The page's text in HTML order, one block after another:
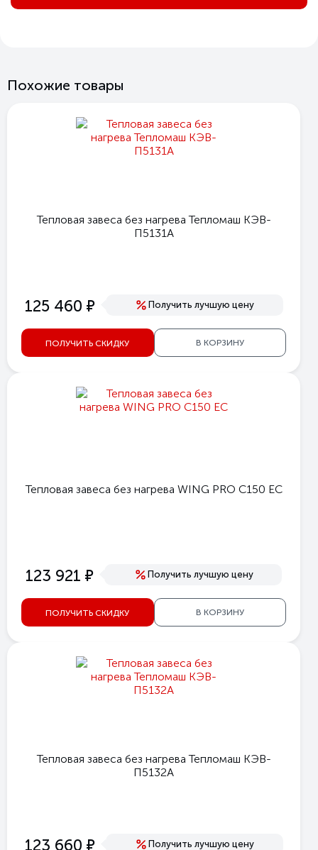
Похожие товары
Тепловая завеса без нагрева Тепломаш КЭВ-
П5131А
125 460 е Получить лучшую цену
ПОЛУЧИТЬ СКИДКУ В КОРЗИНУ
Тепловая завеса без нагрева WING PRO C150 EC
123 921 е Получить лучшую цену
ПОЛУЧИТЬ СКИДКУ В КОРЗИНУ
Тепловая завеса без нагрева Тепломаш КЭВ-
П5132А
123 660 е Получить лучшую цену